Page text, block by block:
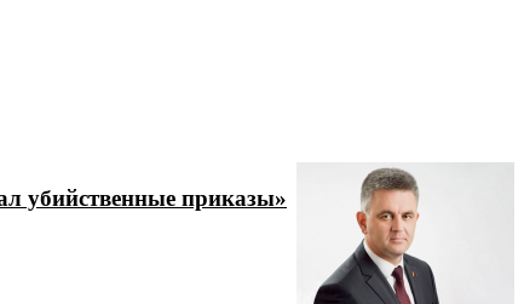
убийственные приказы»